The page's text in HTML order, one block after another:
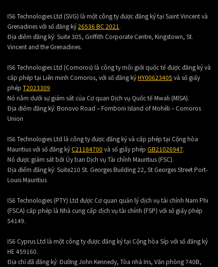
IS6 Technologies Ltd (SVG) là một công ty được đăng ký tại Saint Vincent và
Grenadines với số đăng ký26536 BC 2021.
Địa điểm đăng ký: Suite 305, Griffith Corporate Centre, Kingstown, St.
Vincent and the Grenadines.
IS6 Technologies Ltd (Comoros) là công ty môi giới quốc tế được đăng ký và
cấp phép tại Liên minh Comoros, với số đăng kýHY00623405 và số giấy
phép T2023309
Nó nằm dưới sự giám sát của Cơ quan Dịch vụ Quốc tế Mwali (MlSA).
Địa điểm đăng ký: Bonovo Road – Fomboni Island of Mohéli – Comoros
Union
IS6 Technologies Ltd là công ty được đăng ký và cấp phép tại Cộng hòa
Mauritius với số đăng kýC21184700 và số giấy phép GB21026947.
Nó được giám sát bởi Ủy ban Dịch vụ Tài chính Mauritius (FSC).
Địa điểm đăng ký: Suite210 St. Georges Building 22, St Georges Street Port-
Louis Mauritius
IS6 Technologies (PTY) Ltd được Cơ quan quản lý dịch vụ tài chính Nam Phi
(FSCA) cấp phép là Nhà cung cấp dịch vụ tài chính (FSP) với số giấy phép
54149.
IS6 Cyprus Ltd là một công ty được đăng ký tại Cộng hòa Síp với số đăng ký
HE 459160.
Địa chỉ đã đăng ký: Đường John Kennedy, Tòa nhà Iris, Văn phòng 740B,